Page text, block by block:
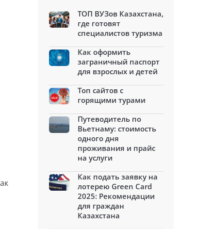
ТОП ВУЗов Казахстана,
где готовят
специалистов туризма
Как оформить
заграничный паспорт
для взрослых и детей
Топ сайтов с
горящими турами
Путеводитель по
Вьетнаму: стоимость
одного дня
проживания и прайс
на услуги
Как подать заявку на
лотерею Green Card
2025: Рекомендации
для граждан
Казахстана